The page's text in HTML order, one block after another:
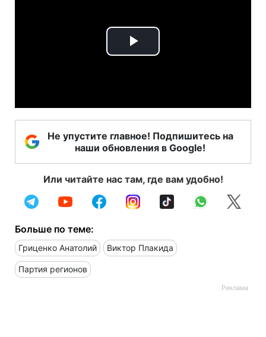
Play
Не упустите главное! Подпишитесь на
наши обновления в Google!
Или читайте нас там, где вам удобно!
Больше по теме:
Гриценко Анатолий Виктор Плакида
Партия регионов